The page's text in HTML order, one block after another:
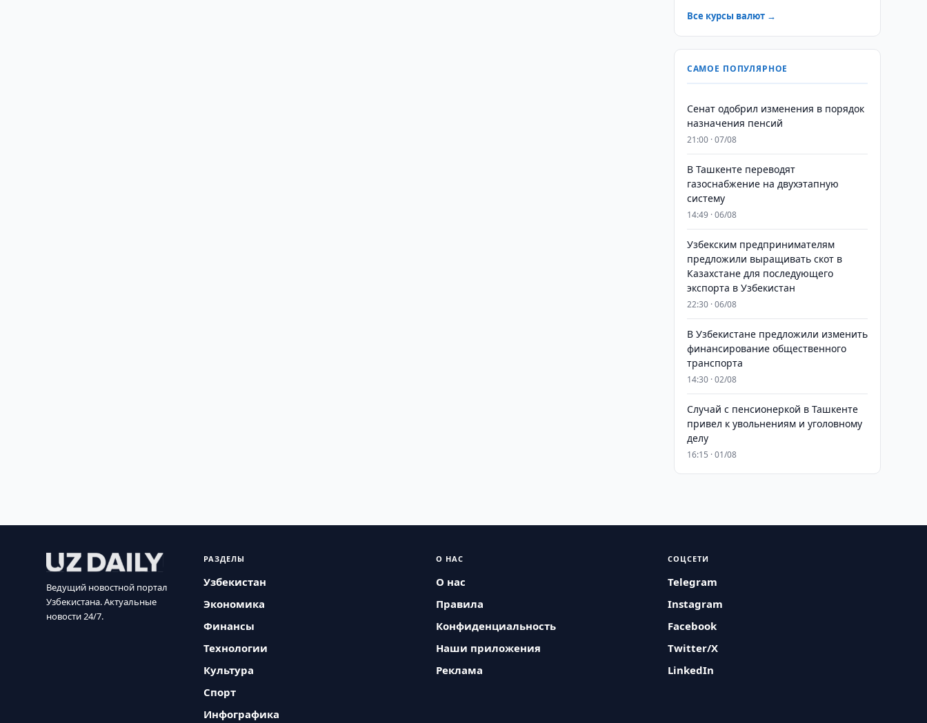
Все курсы валют →
САМОЕ ПОПУЛЯРНОЕ
Сенат одобрил изменения в порядок
назначения пенсий
21:00 · 07/08
В Ташкенте переводят
газоснабжение на двухэтапную
систему
14:49 · 06/08
Узбекским предпринимателям
предложили выращивать скот в
Казахстане для последующего
экспорта в Узбекистан
22:30 · 06/08
В Узбекистане предложили изменить
финансирование общественного
транспорта
14:30 · 02/08
Случай с пенсионеркой в Ташкенте
привел к увольнениям и уголовному
делу
16:15 · 01/08
Ведущий новостной портал
Узбекистана. Актуальные
новости 24/7.
РАЗДЕЛЫ
Узбекистан
Экономика
Финансы
Технологии
Культура
Спорт
Инфографика
О НАС
О нас
Правила
Конфиденциальность
Наши приложения
Реклама
СОЦСЕТИ
Telegram
Instagram
Facebook
Twitter/X
LinkedIn